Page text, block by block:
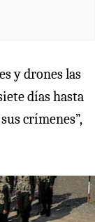
y drones las
días hasta
crímenes”,